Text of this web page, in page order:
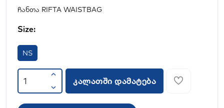
ჩანთა RIFTA WAISTBAG
Size:
NS
კალათში დამატება